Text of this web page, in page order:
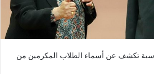
تكشف عن أسماء الطلاب المكرمين من